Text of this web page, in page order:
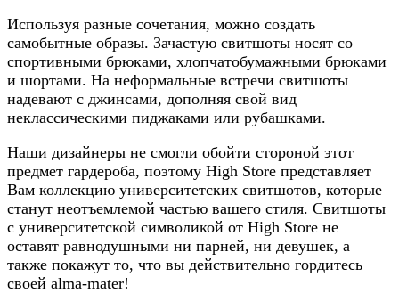
Используя разные сочетания, можно создать
самобытные образы. Зачастую свитшоты носят со
спортивными брюками, хлопчатобумажными брюками
и шортами. На неформальные встречи свитшоты
надевают с джинсами, дополняя свой вид
неклассическими пиджаками или рубашками.
Наши дизайнеры не смогли обойти стороной этот
предмет гардероба, поэтому High Store представляет
Вам коллекцию университетских свитшотов, которые
станут неотъемлемой частью вашего стиля. Свитшоты
с университетской символикой от High Store не
оставят равнодушными ни парней, ни девушек, а
также покажут то, что вы действительно гордитесь
своей alma-mater!